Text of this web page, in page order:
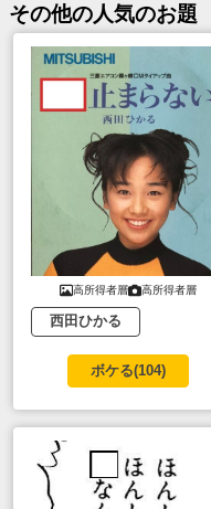
その他の人気のお題
高所得者層 高所得者層
西田ひかる
ボケる(104)